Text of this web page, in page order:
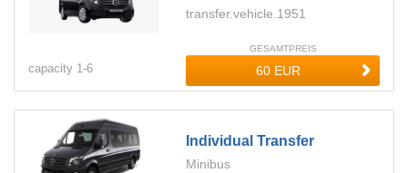
transfer.vehicle.1951
capacity 1-6
GESAMTPREIS
Individual Transfer
Minibus